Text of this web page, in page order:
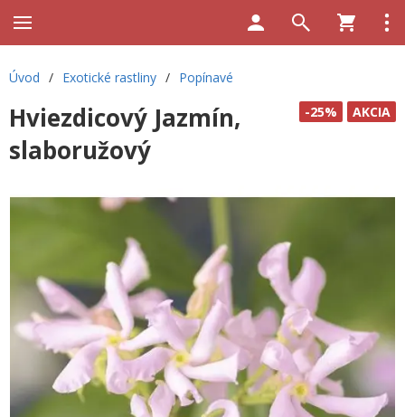
Úvod / Exotické rastliny / Popínavé
AKCIA
-25%
Hviezdicový Jazmín,
slaboružový